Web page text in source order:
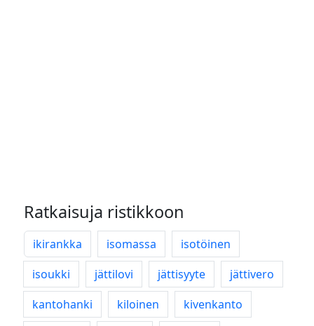
Ratkaisuja ristikkoon
ikirankka isomassa
isotöinen
isoukki
jättilovi jättisyyte
jättivero
kantohanki
kiloinen
kivenkanto